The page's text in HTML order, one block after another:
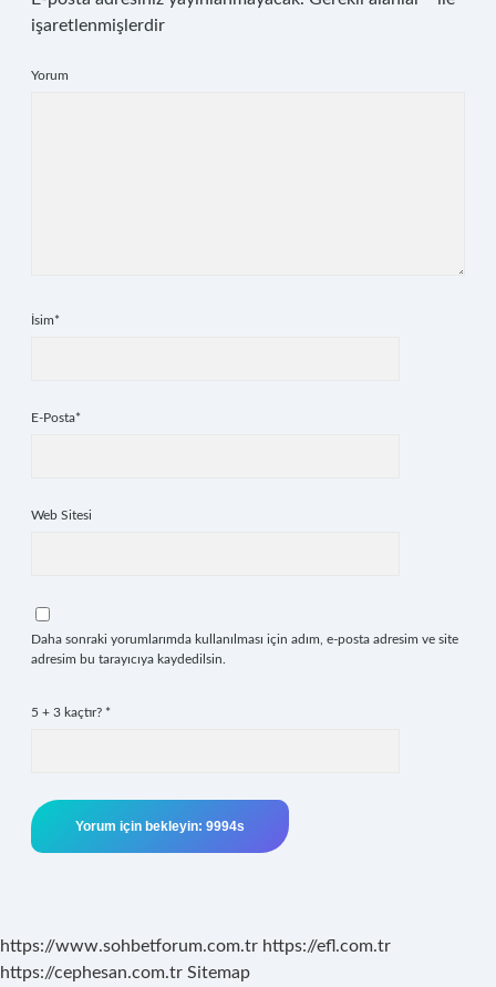
işaretlenmişlerdir
Yorum
İsim*
E-Posta*
Web Sitesi
Daha sonraki yorumlarımda kullanılması için adım, e-posta adresim ve site
adresim bu tarayıcıya kaydedilsin.
5 + 3 kaçtır? *
https://www.sohbetforum.com.tr https://efl.com.tr
https://cephesan.com.tr Sitemap